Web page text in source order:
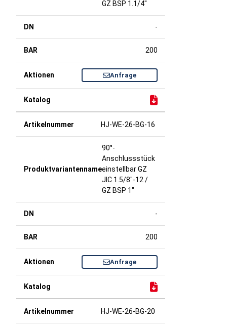
GZ BSP 1.1/4"
-
200
Anfrage
HJ-WE-26-BG-16
90°-
Anschlussstück
einstellbar GZ
JIC 1.5/8"-12 /
GZ BSP 1"
-
200
Anfrage
HJ-WE-26-BG-20